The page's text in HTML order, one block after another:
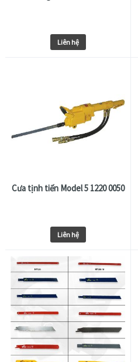
Liên hệ
Cưa tịnh tiến Model 5 1220 0050
Liên hệ